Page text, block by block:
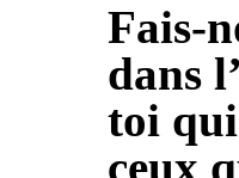
Fais-
dans
toi qui
ceux